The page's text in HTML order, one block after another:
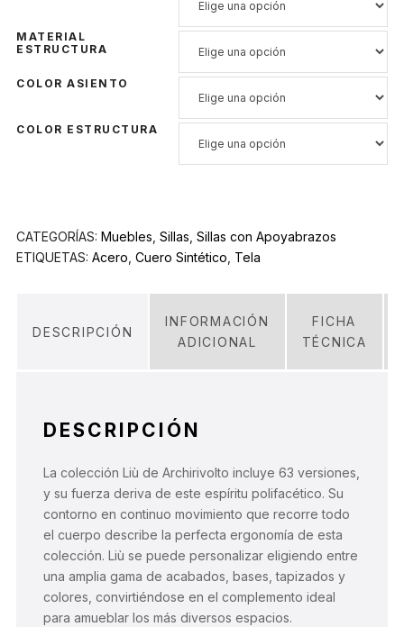
MATERIAL
ESTRUCTURA
COLOR ASIENTO
COLOR ESTRUCTURA
CATEGORÍAS: Muebles Sillas Sillas con Apoyabrazos
ETIQUETAS: Acero Cuero Sintético Tela
DESCRIPCIÓN
INFORMACIÓN
ADICIONAL
FICHA
TÉCNICA
DESCRIPCIÓN
La colección Liù de Archirivolto incluye 63 versiones,
y su fuerza deriva de este espíritu polifacético. Su
contorno en continuo movimiento que recorre todo
el cuerpo describe la perfecta ergonomía de esta
colección. Liù se puede personalizar eligiendo entre
una amplia gama de acabados, bases, tapizados y
colores, convirtiéndose en el complemento ideal
para amueblar los más diversos espacios.